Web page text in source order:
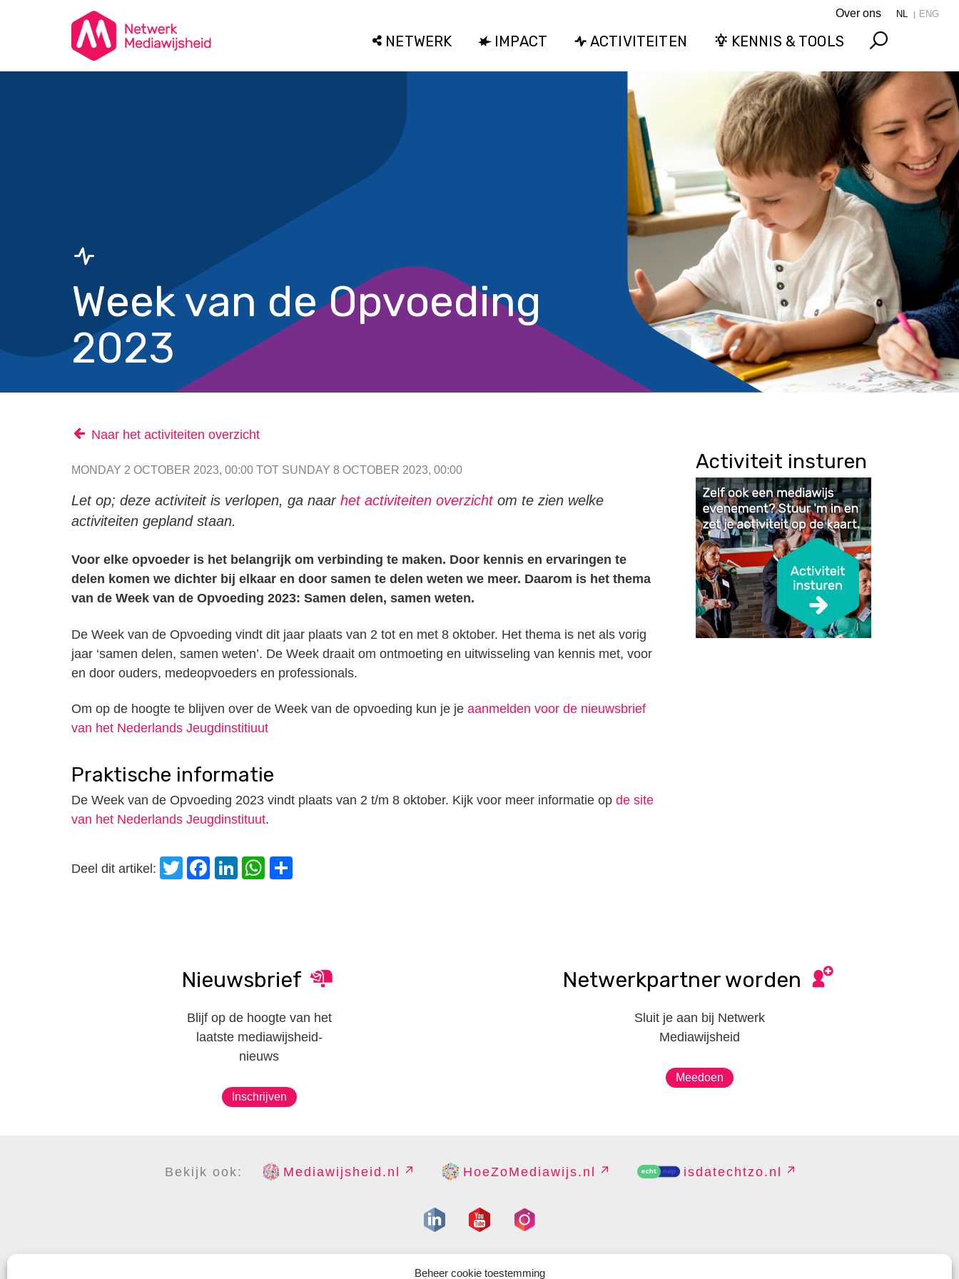
Beheer cookie toestemming
Over ons NL ENG
NETWERK IMPACT ACTIVITEITEN KENNIS & TOOLS
Week van de Opvoeding
2023
Naar het activiteiten overzicht
MONDAY 2 OCTOBER 2023, 00:00 TOT SUNDAY 8 OCTOBER 2023, 00:00
Let op; deze activiteit is verlopen, ga naar het activiteiten overzichtom te zien welke
activiteiten gepland staan.
Voor elke opvoeder is het belangrijk om verbinding te maken. Door kennis en ervaringen te
delen komen we dichter bij elkaar en door samen te delen weten we meer. Daarom is het thema
van de Week van de Opvoeding 2023: Samen delen, samen weten.
De Week van de Opvoeding vindt dit jaar plaats van 2 tot en met 8 oktober. Het thema is net als vorig
jaar ‘samen delen, samen weten’. De Week draait om ontmoeting en uitwisseling van kennis met, voor
en door ouders, medeopvoeders en professionals.
Om op de hoogte te blijven over de Week van de opvoeding kun je je aanmelden voor de nieuwsbrief
van het Nederlands Jeugdinstitiuut
Praktische informatie
De Week van de Opvoeding 2023 vindt plaats van 2 t/m 8 oktober. Kijk voor meer informatie op de site
van het Nederlands Jeugdinstituut.
Deel dit artikel: Twitter
Facebook
LinkedIn
WhatsApp
Activiteit insturen
Nieuwsbrief
Blijf op de hoogte van het
laatste mediawijsheid-
nieuws
Inschrijven
Netwerkpartner worden
Sluit je aan bij Netwerk
Mediawijsheid
Meedoen
Bekijk ook: Mediawijsheid.nl HoeZoMediawijs.nl isdatechtzo.nl